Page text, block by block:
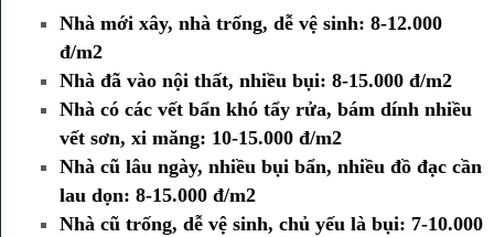
Nhà mới xây, nhà trống, dễ vệ sinh: 8-12.000
đ/m2
Nhà đã vào nội thất, nhiều bụi: 8-15.000 đ/m2
Nhà có các vết bẩn khó tẩy rửa, bám dính nhiều
vết sơn, xi măng: 10-15.000 đ/m2
Nhà cũ lâu ngày, nhiều bụi bẩn, nhiều đồ đạc cần
lau dọn: 8-15.000 đ/m2
Nhà cũ trống, dễ vệ sinh, chủ yếu là bụi: 7-10.000